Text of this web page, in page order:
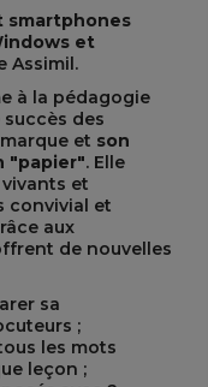
et
Assimil.
à la pédagogie
des
et son
"papier". Elle
et
convivial et
aux
de nouvelles
sa
;
les mots
leçon ;